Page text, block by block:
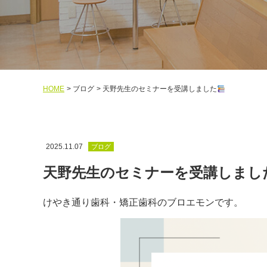
HOME ブログ 天野先生のセミナーを受講しました
2025.11.07 ブログ
天野先生のセミナーを受講しまし
けやき通り歯科・矯正歯科のブロエモンです。